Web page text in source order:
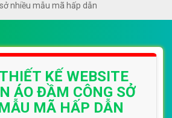
nhiều mẫu mã hấp dẫn
KẾ WEBSITE
ÁO ĐẦM CÔNG SỞ
MÃ HẤP DẪN